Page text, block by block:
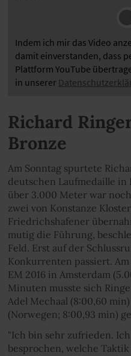
Indem ich mir das Video
damit einverstanden, dass
Plattform YouTube
in unserer
Richard
Bronze
Am Sonntag spurtete
deutschen Laufmedaille in
über 3.000 Meter war
zwei von Konstanze
Friedrichshafener
mutig die Führung,
Feld. Erst auf der
Konkurrenten passiert.
EM 2016 in Amsterdam
Minuten musste sich
Adel Mechaal (8:00,60
(Norwegen; 8:00,93 min)
"Ich bin sehr zufrieden.
besprochen, welche